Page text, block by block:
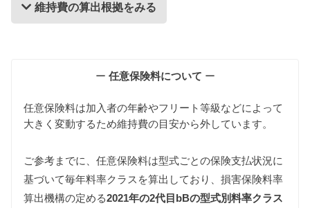
維持費の算出根拠をみる
維持費の算出根拠
自動車税
自動車税は排気量によって異なりますが、2代目bBは
ー 任意保険料について ー
任意保険料は加入者の年齢やフリート等級などによって
大きく変動するため維持費の目安から外しています。
ご参考までに、任意保険料は型式ごとの保険支払状況に
基づいて毎年料率クラスを算出しており、損害保険料率
算出機構の定める2021年の2代目bBの型式別料率クラス